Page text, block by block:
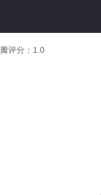
评分： 1.0